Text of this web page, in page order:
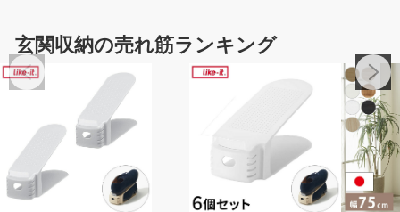
玄関収納の売れ筋ランキング